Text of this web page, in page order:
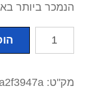
הנמכר ביותר
PhosBan
מק"ט: